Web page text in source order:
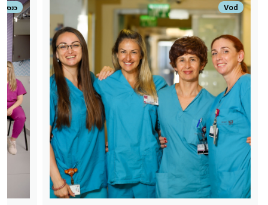
Vod כנס